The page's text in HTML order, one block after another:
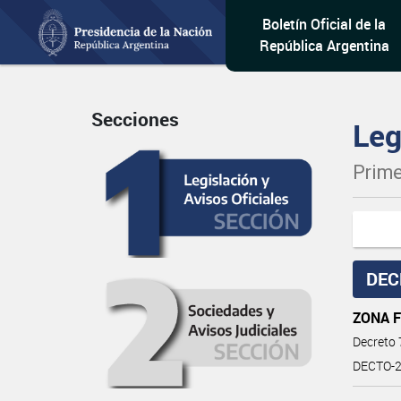
Boletín Oficial de la
República Argentina
Secciones
ZONA